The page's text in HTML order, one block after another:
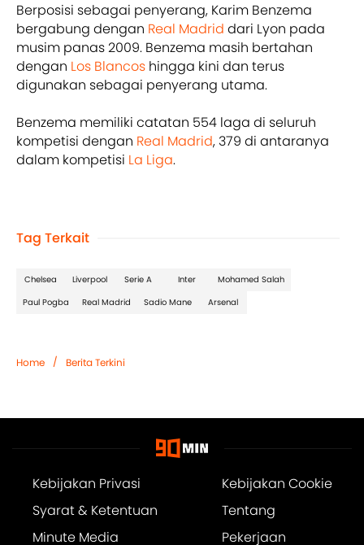
Berposisi sebagai penyerang, Karim Benzema
bergabung dengan Real Madrid dari Lyon pada
musim panas 2009. Benzema masih bertahan
dengan Los Blancos hingga kini dan terus
digunakan sebagai penyerang utama.
Benzema memiliki catatan 554 laga di seluruh
kompetisi dengan Real Madrid, 379 di antaranya
dalam kompetisi La Liga.
Tag Terkait
Chelsea Liverpool Serie A Inter
Mohamed Salah
Paul Pogba
Real Madrid Sadio Mane Arsenal
Home / Berita Terkini
Kebijakan Privasi
Kebijakan Cookie
Syarat & Ketentuan
Tentang
Minute Media
Pekerjaan